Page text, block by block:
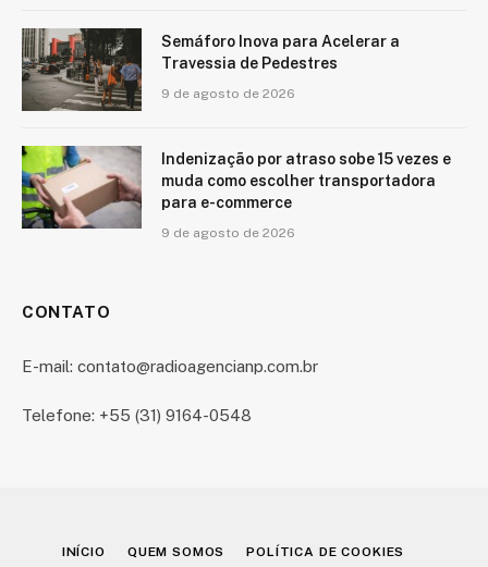
Semáforo Inova para Acelerar a
Travessia de Pedestres
9 de agosto de 2026
Indenização por atraso sobe 15 vezes e
muda como escolher transportadora
para e-commerce
9 de agosto de 2026
CONTATO
E-mail: contato@radioagencianp.com.br
Telefone: +55 (31) 9164-0548
INÍCIO QUEM SOMOS POLÍTICA DE COOKIES